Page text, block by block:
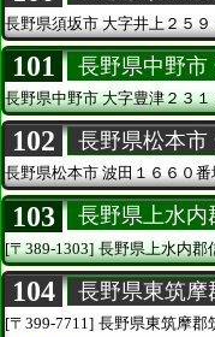
長野県須坂市 大字井上２５
101 長野県中野市
長野県中野市大字豊津２３１
102 長野県松本市
長野県松本市波田１６６０番
103 長野県上水内
[〒389-1303] 長野県上水内郡
104 長野県東筑摩
[〒399-7711] 長野県東筑摩郡